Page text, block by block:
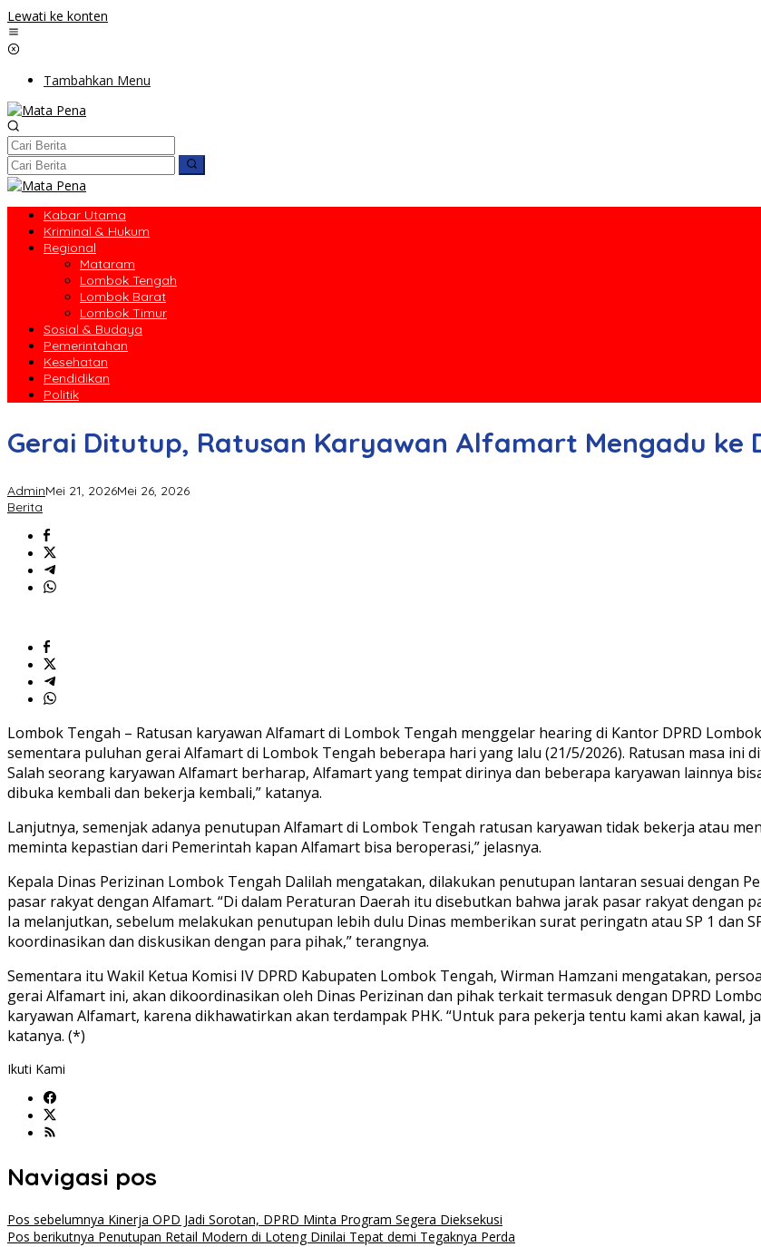
Lewati ke konten
Tambahkan Menu
Kabar Utama
Kriminal & Hukum
Regional
Mataram
Lombok Tengah
Lombok Barat
Lombok Timur
Sosial & Budaya
Pemerintahan
Kesehatan
Pendidikan
Politik
Gerai Ditutup, Ratusan Karyawan Alfamart Mengadu ke
AdminMei 21, 2026Mei 26, 2026
Berita
Lombok Tengah – Ratusan karyawan Alfamart di Lombok Tengah menggelar hearing di Kantor DPRD
sementara puluhan gerai Alfamart di Lombok Tengah beberapa hari yang lalu (21/5/2026). Ratusan masa ini
Salah seorang karyawan Alfamart berharap, Alfamart yang tempat dirinya dan beberapa karyawan lainnya
dibuka kembali dan bekerja kembali,” katanya.
Lanjutnya, semenjak adanya penutupan Alfamart di Lombok Tengah ratusan karyawan tidak bekerja atau
meminta kepastian dari Pemerintah kapan Alfamart bisa beroperasi,” jelasnya.
Kepala Dinas Perizinan Lombok Tengah Dalilah mengatakan, dilakukan penutupan lantaran sesuai dengan
pasar rakyat dengan Alfamart. “Di dalam Peraturan Daerah itu disebutkan bahwa jarak pasar rakyat dengan
Ia melanjutkan, sebelum melakukan penutupan lebih dulu Dinas memberikan surat peringatn atau SP 1 dan
koordinasikan dan diskusikan dengan para pihak,” terangnya.
Sementara itu Wakil Ketua Komisi IV DPRD Kabupaten Lombok Tengah, Wirman Hamzani mengatakan,
gerai Alfamart ini, akan dikoordinasikan oleh Dinas Perizinan dan pihak terkait termasuk dengan DPRD
karyawan Alfamart, karena dikhawatirkan akan terdampak PHK. “Untuk para pekerja tentu kami akan kawal,
katanya. (*)
Ikuti Kami
Navigasi pos
Pos sebelumnya Kinerja OPD Jadi Sorotan, DPRD Minta Program Segera Dieksekusi
Pos berikutnya Penutupan Retail Modern di Loteng Dinilai Tepat demi Tegaknya Perda